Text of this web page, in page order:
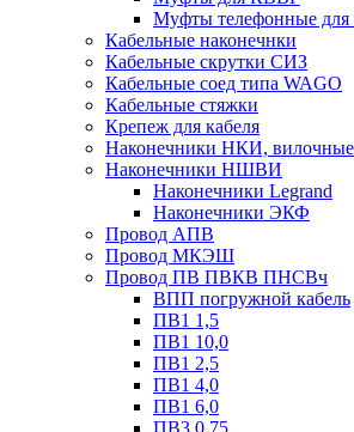
Муфты телефонные для
Кабельные наконечнки
Кабельные скрутки СИЗ
Кабельные соед типа WAGO
Кабельные стяжки
Крепеж для кабеля
Наконечники НКИ, вилочные
Наконечники НШВИ
Наконечники Legrand
Наконечники ЭКФ
Провод АПВ
Провод МКЭШ
Провод ПВ ПВКВ ПНСВч
ВПП погружной кабель
ПВ1 1,5
ПВ1 10,0
ПВ1 2,5
ПВ1 4,0
ПВ1 6,0
ПВ3 0,75